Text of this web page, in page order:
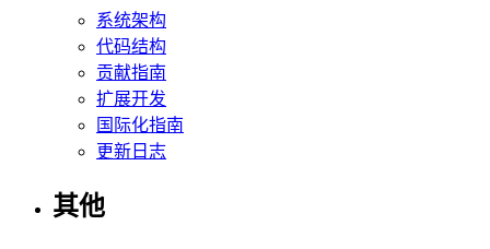
系统架构
代码结构
贡献指南
扩展开发
国际化指南
更新日志
其他